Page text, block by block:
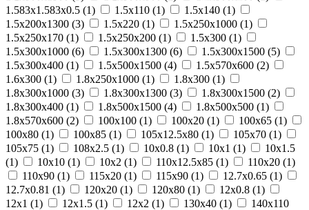
1.583х1.583х0.5 (1) 1.5х110 (1) 1.5х140 (1)
1.5х200х1300 (3) 1.5х220 (1) 1.5х250х1000 (1)
1.5х250х170 (1) 1.5х250х200 (1) 1.5х300 (1)
1.5х300х1000 (6) 1.5х300х1300 (6) 1.5х300х1500 (5)
1.5х300х400 (1) 1.5х500х1500 (4) 1.5х570х600 (2)
1.6х300 (1) 1.8х250х1000 (1) 1.8х300 (1)
1.8х300х1000 (3) 1.8х300х1300 (3) 1.8х300х1500 (2)
1.8х300х400 (1) 1.8х500х1500 (4) 1.8х500х500 (1)
1.8х570х600 (2) 100х100 (1) 100х20 (1) 100х65 (1)
100х80 (1) 100х85 (1) 105х12.5х80 (1) 105х70 (1)
105х75 (1) 108х2.5 (1) 10х0.8 (1) 10х1 (1)
10х1.5
(1) 10х10 (1) 10х2 (1) 110х12.5х85 (1) 110х20 (1)
110х90 (1) 115х20 (1) 115х90 (1) 12.7х0.65 (1)
12.7х0.81 (1) 120х20 (1) 120х80 (1) 12х0.8 (1)
12х1 (1) 12х1.5 (1) 12х2 (1) 130х40 (1)
140х110